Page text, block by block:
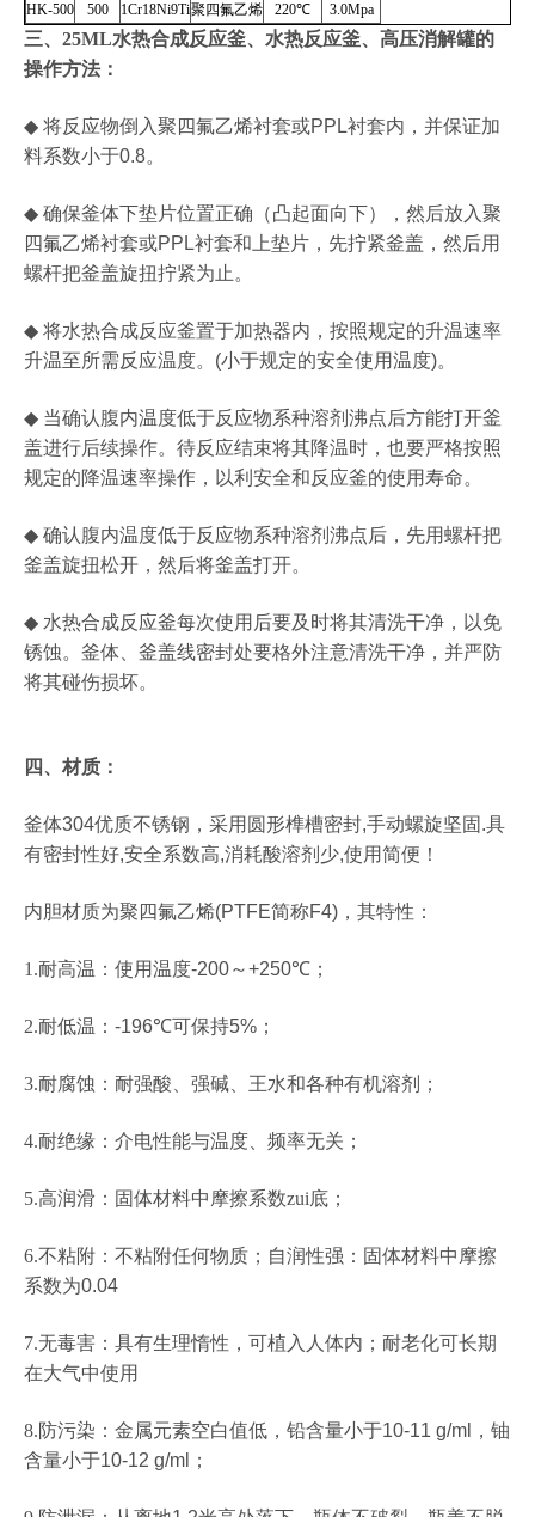
HK-500
500 1Cr18Ni9Ti聚四氟乙烯 220℃ 3.0Mpa
三、 25ML水热合成反应釜、水热反应釜、高压消解罐的
操作方法：
◆ 将反应物倒入聚四氟乙烯衬套或PPL衬套内，并保证加
料系数小于0.8。
◆ 确保釜体下垫片位置正确（凸起面向下），然后放入聚
四氟乙烯衬套或PPL衬套和上垫片，先拧紧釜盖，然后用
螺杆把釜盖旋扭拧紧为止。
◆ 将水热合成反应釜置于加热器内，按照规定的升温速率
升温至所需反应温度。 (小于规定的安全使用温度)。
◆ 当确认腹内温度低于反应物系种溶剂沸点后方能打开釜
盖进行后续操作。待反应结束将其降温时，也要严格按照
规定的降温速率操作，以利安全和反应釜的使用寿命。
◆ 确认腹内温度低于反应物系种溶剂沸点后，先用螺杆把
釜盖旋扭松开，然后将釜盖打开。
◆ 水热合成反应釜每次使用后要及时将其清洗干净，以免
锈蚀。釜体、釜盖线密封处要格外注意清洗干净，并严防
将其碰伤损坏。
四、 材质：
釜体304优质不锈钢，采用圆形榫槽密封,手动螺旋坚固 .具
有密封性好,安全系数高,消耗酸溶剂少,使用简便！
内胆材质为聚四氟乙烯(PTFE简称F4) ，其特性：
1.耐高温：使用温度-200～+250℃ ；
2.耐低温： -196℃可保持5% ；
3.耐腐蚀：耐强酸、强碱、王水和各种有机溶剂；
4.耐绝缘：介电性能与温度、频率无关；
5.高润滑：固体材料中摩擦系数zui底；
6.不粘附：不粘附任何物质；自润性强：固体材料中摩擦
系数为0.04
7.无毒害：具有生理惰性，可植入人体内；耐老化可长期
在大气中使用
8.防污染：金属元素空白值低，铅含量小于10-11 g/ml
，铀
含量小于10-12 g/ml ；